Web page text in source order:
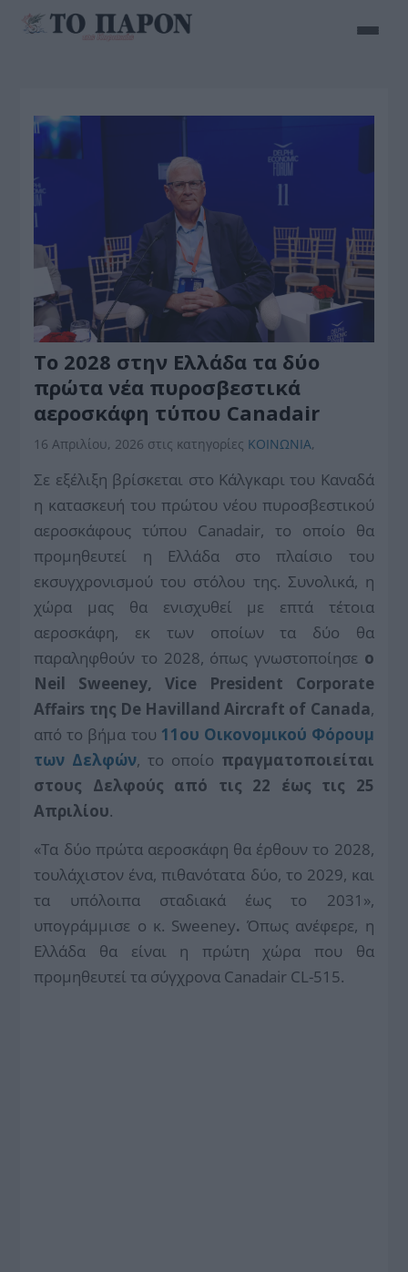
Το 2028 στην Ελλάδα τα δύο
πρώτα νέα πυροσβεστικά
αεροσκάφη τύπου Canadair
16 Απριλίου, 2026 στις κατηγορίες ΚΟΙΝΩΝΙΑ,
Σε εξέλιξη βρίσκεται στο Κάλγκαρι του Καναδά
η κατασκευή του πρώτου νέου πυροσβεστικού
αεροσκάφους τύπου Canadair, το οποίο θα
προμηθευτεί η Ελλάδα στο πλαίσιο του
εκσυγχρονισμού του στόλου της. Συνολικά, η
χώρα μας θα ενισχυθεί με επτά τέτοια
αεροσκάφη, εκ των οποίων τα δύο θα
παραληφθούν το 2028, όπως γνωστοποίησε ο
Neil Sweeney, Vice President Corporate
Affairs της De Havilland Aircraft of Canada,
από το βήμα του 11ου Οικονομικού Φόρουμ
των Δελφών, το οποίο πραγματοποιείται
στους Δελφούς από τις 22 έως τις 25
Απριλίου.
«Τα δύο πρώτα αεροσκάφη θα έρθουν το 2028,
τουλάχιστον ένα, πιθανότατα δύο, το 2029, και
τα υπόλοιπα σταδιακά έως το 2031»,
υπογράμμισε ο κ. Sweeney. Όπως ανέφερε, η
Ελλάδα θα είναι η πρώτη χώρα που θα
προμηθευτεί τα σύγχρονα Canadair CL-515.